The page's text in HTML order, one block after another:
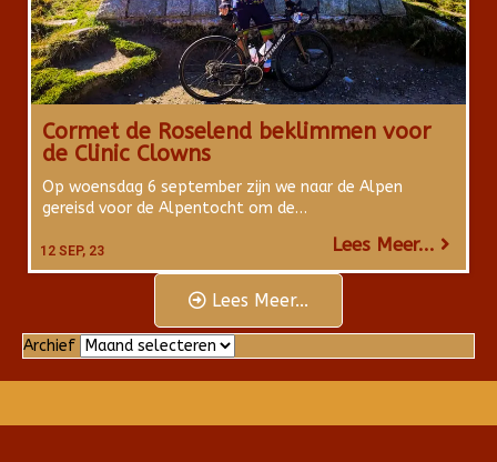
Cormet de Roselend beklimmen voor
de Clinic Clowns
12 SEP, 23
Op woensdag 6 september zijn we naar de Alpen
gereisd voor de Alpentocht om de…
Lees Meer...
Lees Meer...
Archief Archief